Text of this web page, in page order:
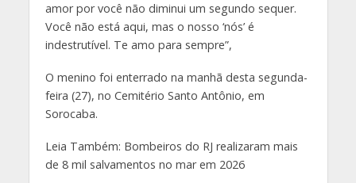
amor por você não diminui um segundo sequer.
Você não está aqui, mas o nosso ‘nós’ é
indestrutível. Te amo para sempre”,
O menino foi enterrado na manhã desta segunda-
feira (27), no Cemitério Santo Antônio, em
Sorocaba.
Leia Também: Bombeiros do RJ realizaram mais
de 8 mil salvamentos no mar em 2026